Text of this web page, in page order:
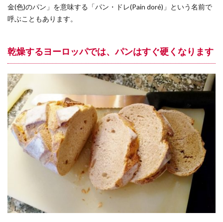
金(色)のパン」を意味する「パン・ドレ(Pain doré)」という名前で
呼ぶこともあります。
乾燥するヨーロッパでは、パンはすぐ硬くなります
旅行
旅行のときに 日帰り旅行
日本帰国
日本文化
日本語学習
知る
知恵袋 絶景スポット 育児
行く
見る
観る 観光 観光スポット
観光地
鉄道 風景 食べる
検索